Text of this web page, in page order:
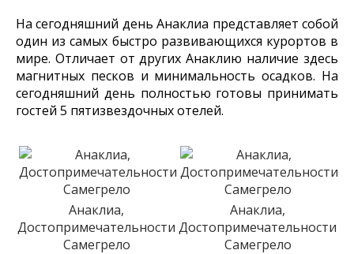
На сегодняшний день Анаклиа представляет собой
один из самых быстро развивающихся курортов в
мире. Отличает от других Анаклию наличие здесь
магнитных песков и минимальность осадков. На
сегодняшний день полностью готовы принимать
гостей 5 пятизвездочных отелей.
Анаклиа,
Достопримечательности
Самегрело
Анаклиа,
Достопримечательности
Самегрело